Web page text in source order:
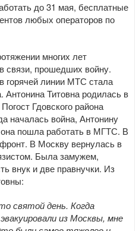
до 31 мая, бесплатные
любых операторов по
многих лет
связи, прошедших войну.
горячей линии МТС стала
Титовна родилась в
Гдовского района
началась война, Антонину
пошла работать в МГТС. В
В Москву вернулась в
Была замужем,
внук и две правнучки. Из
святой день. Когда
из Москвы, мне